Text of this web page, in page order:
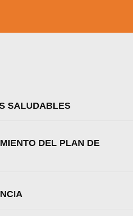
SALUDABLES
DEL PLAN DE